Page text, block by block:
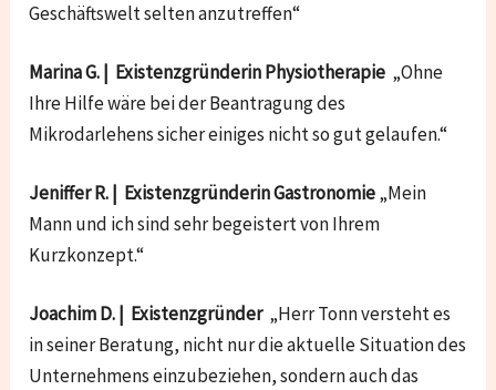
Geschäftswelt selten anzutreffen“
Marina G. | Existenzgründerin Physiotherapie „Ohne
Ihre Hilfe wäre bei der Beantragung des
Mikrodarlehens sicher einiges nicht so gut gelaufen.“
Jeniffer R. | Existenzgründerin Gastronomie„Mein
Mann und ich sind sehr begeistert von Ihrem
Kurzkonzept.“
Joachim D. | Existenzgründer „Herr Tonn versteht es
in seiner Beratung, nicht nur die aktuelle Situation des
Unternehmens einzubeziehen, sondern auch das